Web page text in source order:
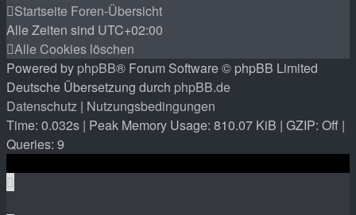
Startseite Foren-Übersicht
Alle Zeiten sind UTC+02:00
Alle Cookies löschen
Powered by phpBB® Forum Software © phpBB Limited
Deutsche Übersetzung durch phpBB.de
Datenschutz | Nutzungsbedingungen
Time: 0.032s | Peak Memory Usage: 810.07 KiB | GZIP: Off |
Queries: 9